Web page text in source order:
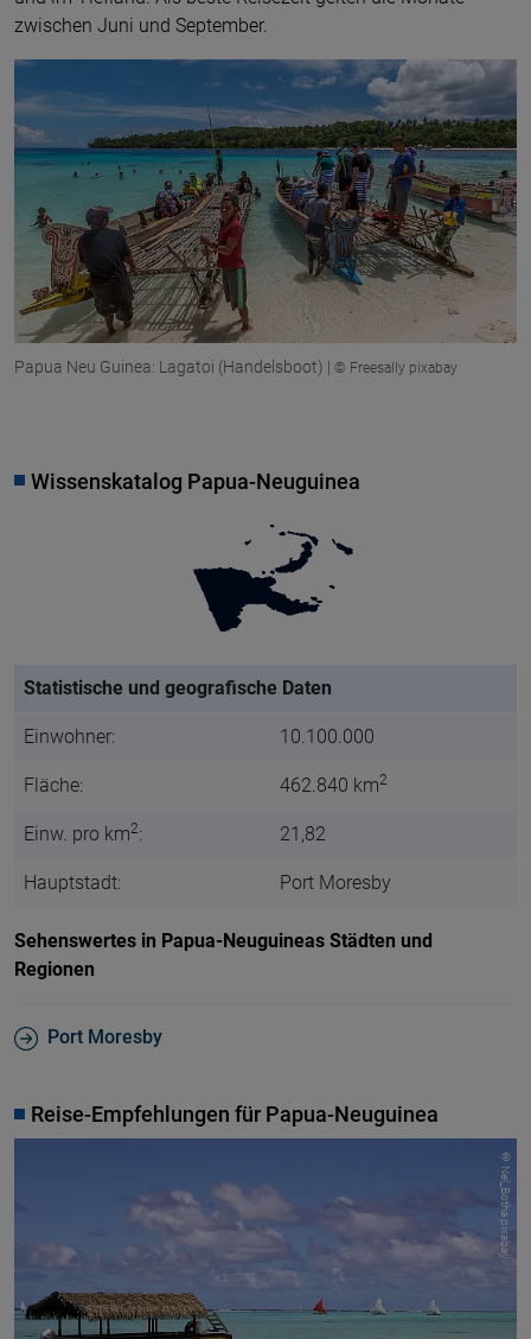
zwischen Juni und September.
Papua Neu Guinea: Lagatoi (Handelsboot) | © Freesally pixabay
Wissenskatalog Papua-Neuguinea
Statistische und geografische Daten
Einwohner: 10.100.000
Fläche: 462.840 km2
Einw. pro km2: 21,82
Hauptstadt: Port Moresby
Sehenswertes in Papua-Neuguineas Städten und
Regionen
Port Moresby
Reise-Empfehlungen für Papua-Neuguinea
© Nel_Botha pixabay